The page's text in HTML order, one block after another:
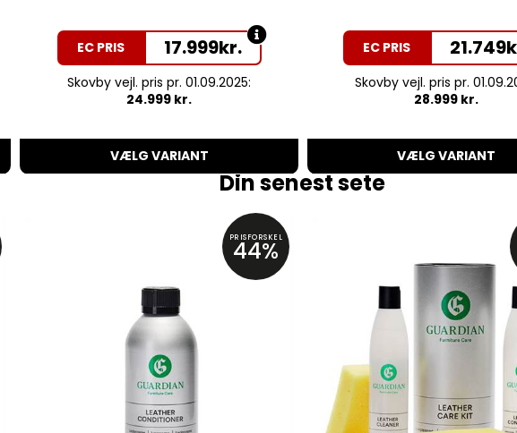
EC PRIS 17.999kr.
Skovby vejl. pris pr. 01.09.2025:
24.999 kr.
VÆLG VARIANT
EC PRIS 21.749
Skovby vejl. pris pr.
28.999 kr.
VÆLG VARIANT
Din senest sete
PRISFORSKEL
44%